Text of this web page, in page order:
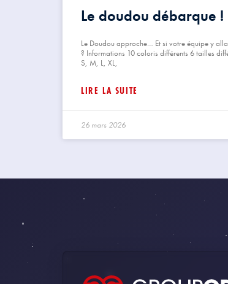
Le doudou débarque !
Le Doudou approche… Et si votre équipe y
? Informations 10 coloris différents 6 tailles
S, M, L, XL,
LIRE LA SUITE
26 mars 2026